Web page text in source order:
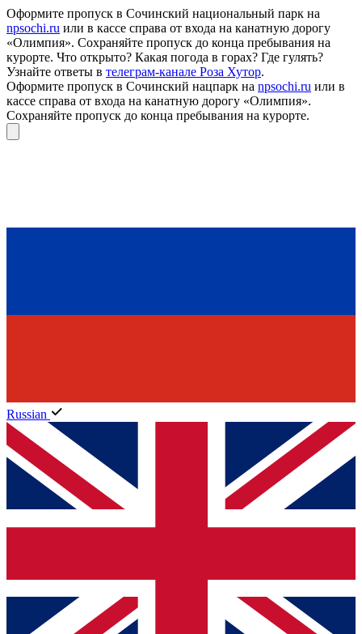
Оформите пропуск в Сочинский национальный парк на
npsochi.ru или в кассе справа от входа на канатную дорогу
«Олимпия». Сохраняйте пропуск до конца пребывания на
курорте. Что открыто? Какая погода в горах? Где гулять?
Узнайте ответы в телеграм-канале Роза Хутор.
Оформите пропуск в Сочинский нацпарк на npsochi.ru или в
кассе справа от входа на канатную дорогу «Олимпия».
Сохраняйте пропуск до конца пребывания на курорте.
Russian